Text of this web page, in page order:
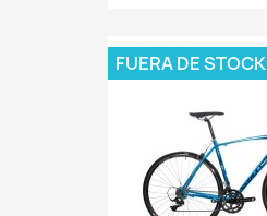
FUERA DE STOCK